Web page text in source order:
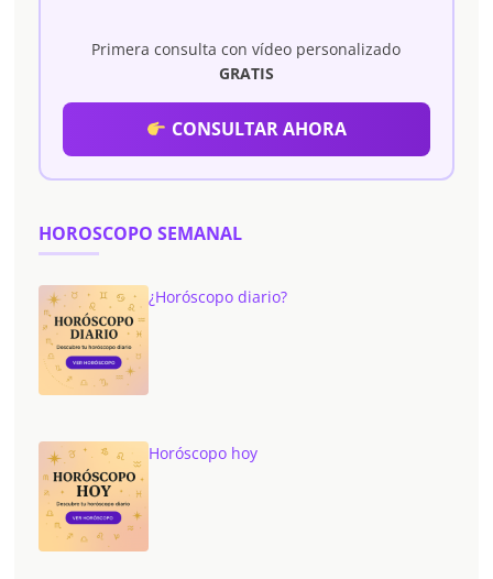
Primera consulta con vídeo personalizado
GRATIS
CONSULTAR AHORA
HOROSCOPO SEMANAL
¿Horóscopo diario?
Horóscopo hoy